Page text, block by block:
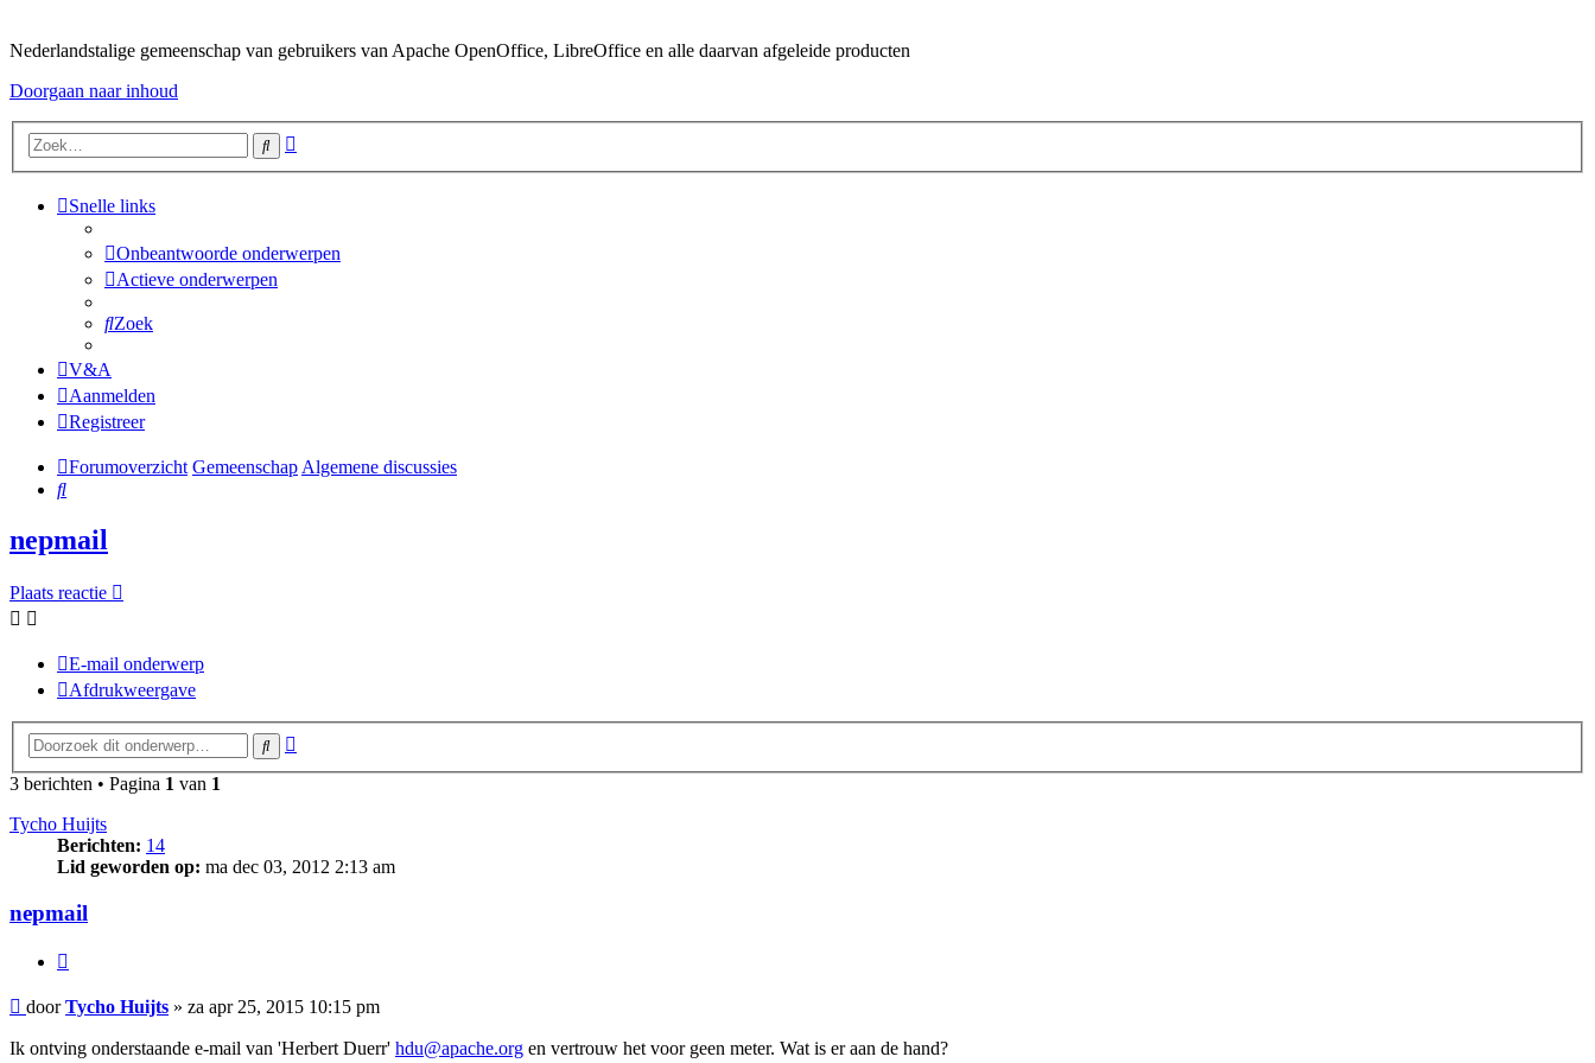
Nederlandstalige gemeenschap van gebruikers van Apache OpenOffice, LibreOffice en alle daarvan afgeleide producten
Doorgaan naar inhoud
Zoek
Snelle links
Onbeantwoorde onderwerpen
Actieve onderwerpen
Zoek
V&A
Aanmelden
Registreer
Forumoverzicht Gemeenschap Algemene discussies
Zoek
nepmail
Plaats reactie
E-mail onderwerp
Afdrukweergave
Zoek
3 berichten • Pagina 1 van 1
Tycho Huijts
Berichten: 14
Lid geworden op: ma dec 03, 2012 2:13 am
nepmail
Bericht
doorTycho Huijts » za apr 25, 2015 10:15 pm
Ik ontving onderstaande e-mail van 'Herbert Duerr' hdu@apache.org en vertrouw het voor geen meter. Wat is er aan de hand?